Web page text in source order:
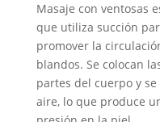
Masaje con ventosas
que utiliza succión
promover la
blandos. Se colocan
partes del cuerpo y
aire, lo que produce